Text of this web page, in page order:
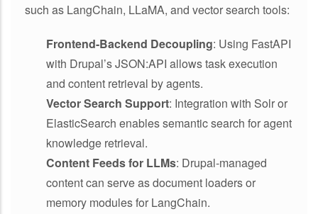
such as LangChain, LLaMA, and vector search tools:
Frontend-Backend Decoupling: Using FastAPI
with Drupal’s JSON:API allows task execution
and content retrieval by agents.
Vector Search Support: Integration with Solr or
ElasticSearch enables semantic search for agent
knowledge retrieval.
Content Feeds for LLMs: Drupal-managed
content can serve as document loaders or
memory modules for LangChain.